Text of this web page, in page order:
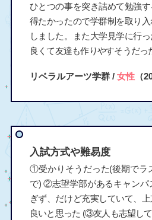
ひとつの事を突き詰めて勉強
得たかったので学群制を取り
しました。また大学見学に行
良くて友達も作りやすそうだっ
リベラルアーツ学群 / 女性（
入試方式や難易度
①受かりそうだった(後期でラ
で) ②志望学部があるキャンパ
ぎず、だけど充実していて、
良いと思った (③友人も志望し